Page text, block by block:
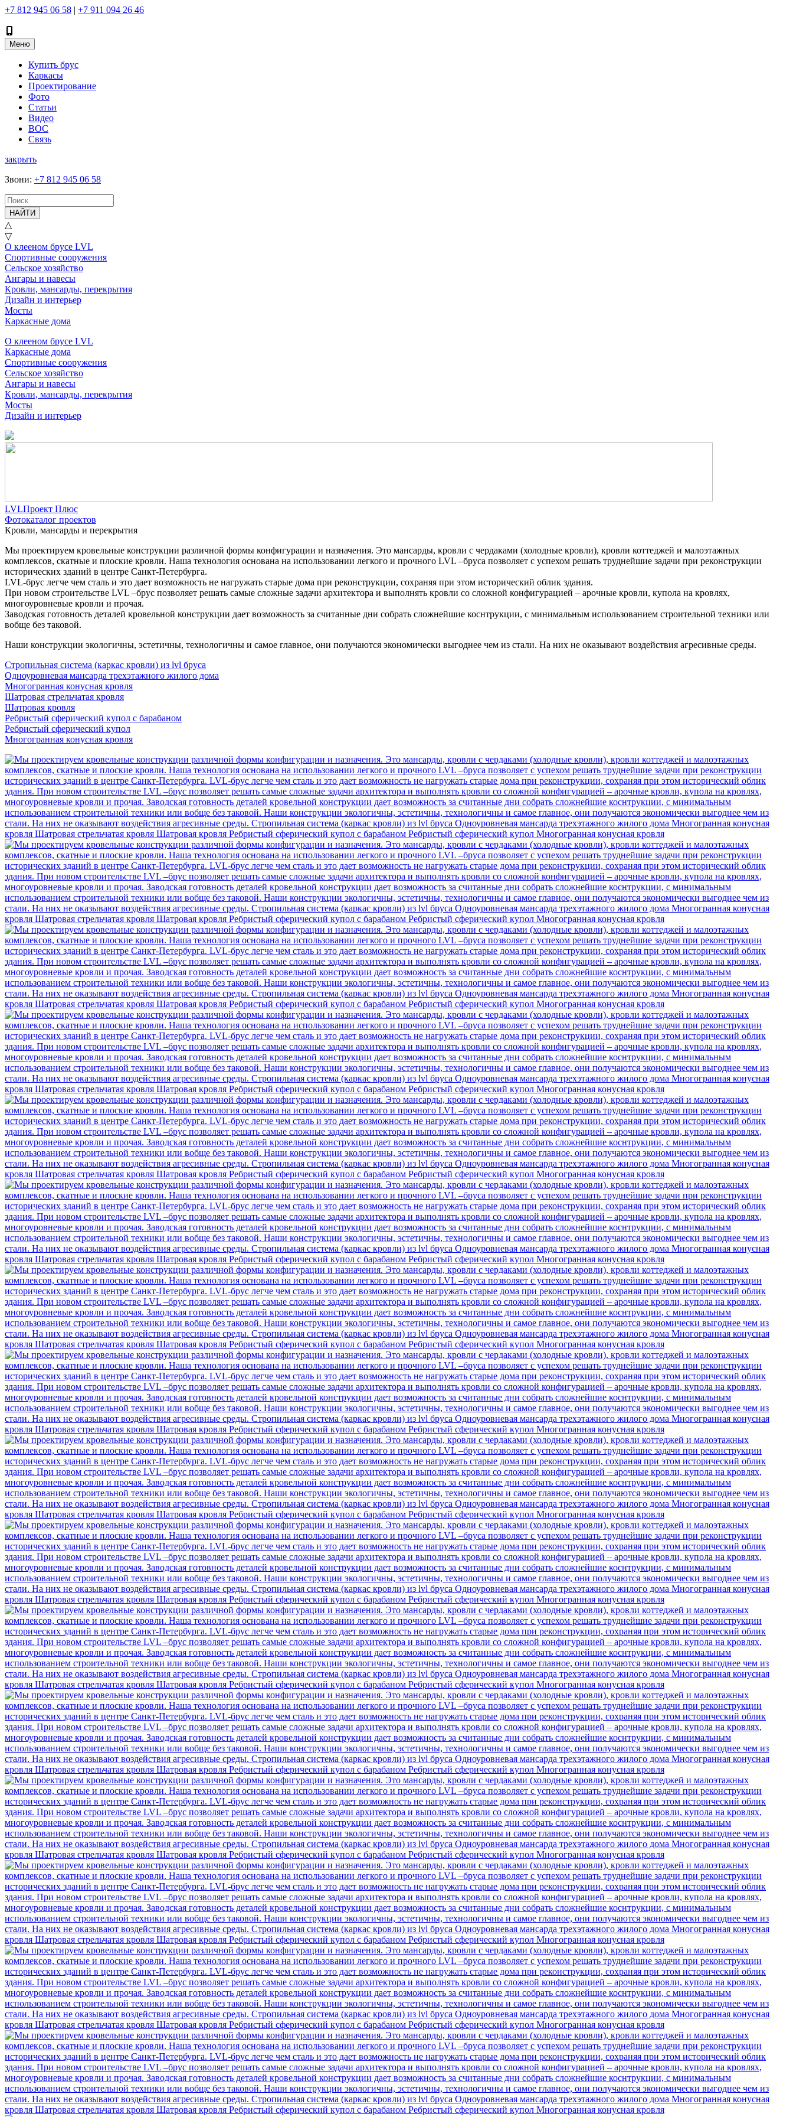
+7 812 945 06 58 | +7 911 094 26 46
Меню
Купить брус
Каркасы
Проектирование
Фото
Статьи
Видео
ВОС
Связь
закрыть
Звони: +7 812 945 06 58
НАЙТИ
△
▽
О клееном брусе LVL
Спортивные сооружения
Сельское хозяйство
Ангары и навесы
Кровли, мансарды, перекрытия
Дизайн и интерьер
Мосты
Каркасные дома
О клееном брусе LVL
Каркасные дома
Спортивные сооружения
Сельское хозяйство
Ангары и навесы
Кровли, мансарды, перекрытия
Мосты
Дизайн и интерьер
LVLПроект Плюс
Фотокаталог проектов
Кровли, мансарды и перекрытия
Мы проектируем кровельные конструкции различной формы конфигурации и назначения. Это мансарды, кровли с чердаками (холодные кровли), кровли коттеджей и малоэтажных
комплексов, скатные и плоские кровли. Наша технология основана на использовании легкого и прочного LVL –бруса позволяет с успехом решать труднейшие задачи при реконструкции
исторических зданий в центре Санкт-Петербурга.
LVL-брус легче чем сталь и это дает возможность не нагружать старые дома при реконструкции, сохраняя при этом исторический облик здания.
При новом строительстве LVL –брус позволяет решать самые сложные задачи архитектора и выполнять кровли со сложной конфигурацией – арочные кровли, купола на кровлях,
многоуровневые кровли и прочая.
Заводская готовность деталей кровельной конструкции дает возможность за считанные дни собрать сложнейшие коснтрукции, с минимальным использованием строительной техники или
вобще без таковой.
Наши конструкции экологичны, эстетичны, технологичны и самое главное, они получаются экономически выгоднее чем из стали. На них не оказывают воздействия агресивные среды.
Стропильная система (каркас кровли) из lvl бруса
Одноуровневая мансарда трехэтажного жилого дома
Многогранная конусная кровля
Шатровая стрельчатая кровля
Шатровая кровля
Ребристый сферический купол с барабаном
Ребристый сферический купол
Многогранная конусная кровля